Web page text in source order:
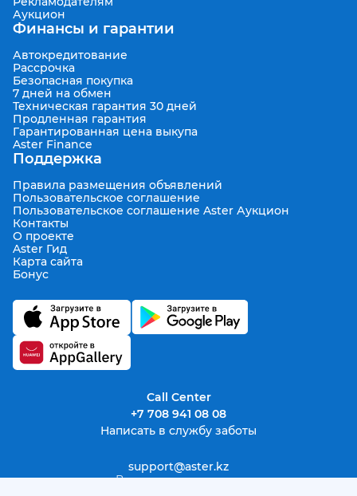
Аукцион
Финансы и гарантии
Автокредитование
Рассрочка
Безопасная покупка
7 дней на обмен
Техническая гарантия 30 дней
Продленная гарантия
Гарантированная цена выкупа
Aster Finance
Поддержка
Правила размещения объявлений
Пользовательское соглашение
Пользовательское соглашение Aster Аукцион
Контакты
О проекте
Aster Гид
Карта сайта
Бонус
Call Center
+7 708 941 08 08
Написать в службу заботы
support@aster.kz
Все права защищены